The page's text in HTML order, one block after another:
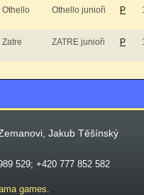
Othello Othello junioři P
Zatre ZATRE junioři P
Jakub Těšínský
529; +420 777 852 582
games.